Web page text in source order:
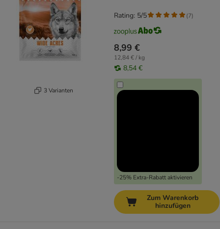
3 Varianten
8,99 €
12,84 € / kg
8,54 €
-25% Extra-Rabatt aktivieren
Rating: 5/5 (7)
Zum Warenkorb
hinzufügen